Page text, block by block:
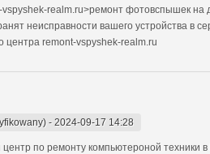
realm.ru>ремонт фотовспышек на
неисправности вашего устройства в
центра remont-vspyshek-realm.ru
- 2024-09-17 14:28
по ремонту компьютероной техники в